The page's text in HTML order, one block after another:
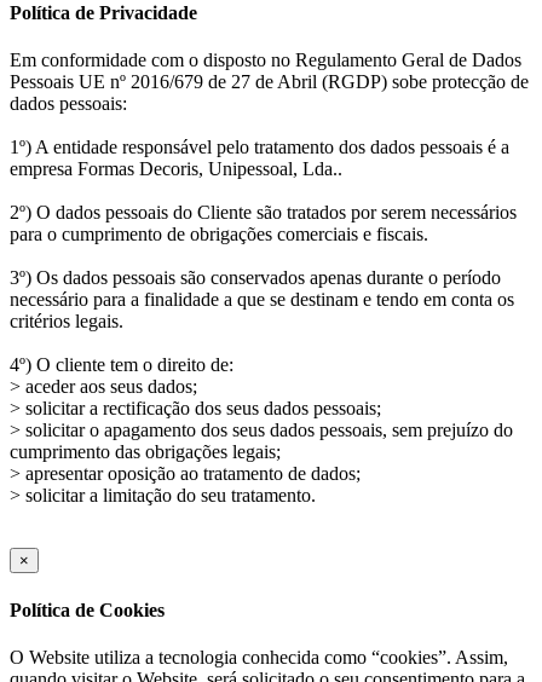
Política de Privacidade
Em conformidade com o disposto no Regulamento Geral de Dados
Pessoais UE nº 2016/679 de 27 de Abril (RGDP) sobe protecção de
dados pessoais:
1º) A entidade responsável pelo tratamento dos dados pessoais é a
empresa Formas Decoris, Unipessoal, Lda..
2º) O dados pessoais do Cliente são tratados por serem necessários
para o cumprimento de obrigações comerciais e fiscais.
3º) Os dados pessoais são conservados apenas durante o período
necessário para a finalidade a que se destinam e tendo em conta os
critérios legais.
4º) O cliente tem o direito de:
> aceder aos seus dados;
> solicitar a rectificação dos seus dados pessoais;
> solicitar o apagamento dos seus dados pessoais, sem prejuízo do
cumprimento das obrigações legais;
> apresentar oposição ao tratamento de dados;
> solicitar a limitação do seu tratamento.
×
Política de Cookies
O Website utiliza a tecnologia conhecida como “cookies”. Assim,